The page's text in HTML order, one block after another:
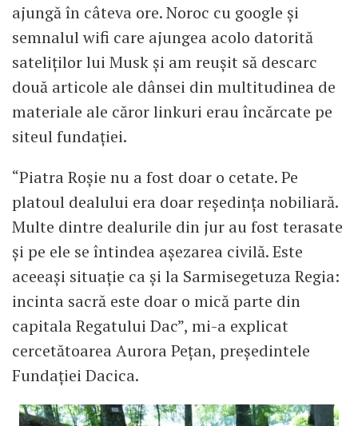
ajungă în câteva ore. Noroc cu google şi
semnalul wifi care ajungea acolo datorită
sateliţilor lui Musk şi am reuşit să descarc
două articole ale dânsei din multitudinea de
materiale ale căror linkuri erau încărcate pe
siteul fundaţiei.
“Piatra Roşie nu a fost doar o cetate. Pe
platoul dealului era doar reşedinţa nobiliară.
Multe dintre dealurile din jur au fost terasate
şi pe ele se întindea aşezarea civilă. Este
aceeaşi situaţie ca şi la Sarmisegetuza Regia:
incinta sacră este doar o mică parte din
capitala Regatului Dac”, mi-a explicat
cercetătoarea Aurora Peţan, preşedintele
Fundaţiei Dacica.